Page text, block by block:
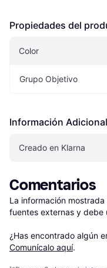
Propiedades del
Color
Grupo Objetivo
Información Adicional
Creado en Klarna
Comentarios
La información
fuentes externas y debe
¿Has encontrado algún
Comunícalo aquí.